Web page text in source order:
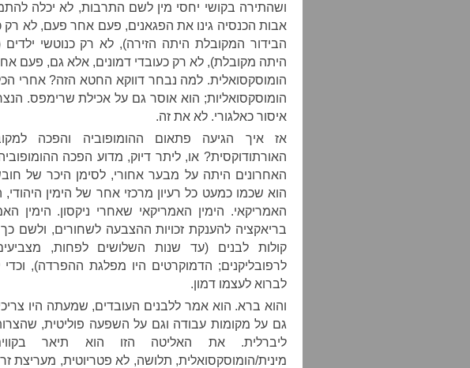
ושהתירה בקושי יחסי מין לשם התרבות, לא יכלה
אבות הכנסיה גינו את הפגאנים, פעם אחר פעם, לא רק
הבידור המקובלת היתה הזירה), לא רק כנוטשי ילדים
היתה מקובלת), לא רק כעובדי דמונים, אלא גם, פעם
הומוסקסואלית. למה נבחר דווקא החטא הזה? אחרי
הומוסקסואליות; הוא אוסר גם על אכילת שרימפס.
איסור כאלגורי. לא את זה.
אז איך הגיעה פתאום ההומופוביה והפכה
האורתודוקסית? או, ליתר דיוק, מדוע הפכה
האחרונים היתה על מבער אחורי, לסימן היכר של
הוא שכמו כמעט כל רעיון מרכזי אחר של הימין היהודי,
האמריקאי. הימין האמריקאי שאחרי ניקסון. הימין
בריאקציה להענקת זכויות ההצבעה לשחורים, ולשם
קולות לבנים (עד שנות השלושים לפחות,
לרפובליקנים; הדמוקרטים היו מפלגת ההפרדה),
לברוא לעצמו דמון.
והוא ברא. הוא אמר ללבנים העובדים, שמעתה היו
גם על מקומות עבודה וגם על השפעה פוליטית,
ליברלית. את האליטה הזו הוא תיאר
מינית/הומוסקסואלית, תלושה, לא פטריוטית, מעריצת